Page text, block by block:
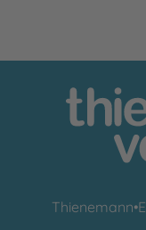
Thienemann•